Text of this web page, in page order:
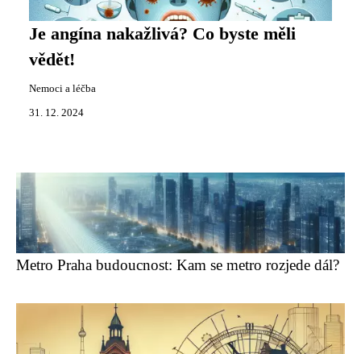
Je angína nakažlivá? Co byste měli
vědět!
Nemoci a léčba
31. 12. 2024
Metro Praha budoucnost: Kam se metro rozjede dál?